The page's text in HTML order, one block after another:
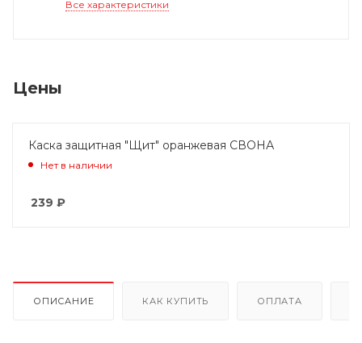
Все характеристики
Цены
Каска защитная "Щит" оранжевая СВОНА
Нет в наличии
239 ₽
ОПИСАНИЕ КАК КУПИТЬ ОПЛАТА